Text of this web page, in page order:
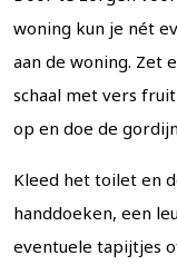
woning kun je nét
aan de woning. Zet
schaal met vers
op en doe de
Kleed het toilet en
handdoeken, een
eventuele tapijtjes